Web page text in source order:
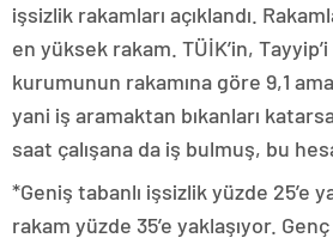
işsizlik rakamları açıklandı.
en yüksek rakam. TÜİK’in,
kurumunun rakamına göre 9,1
yani iş aramaktan bıkanları
saat çalışana da iş bulmuş, bu
*Geniş tabanlı işsizlik yüzde 25’e
rakam yüzde 35’e yaklaşıyor.